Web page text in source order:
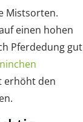
Mistsorten.
einen hohen
Pferdedung gut
erhöht den